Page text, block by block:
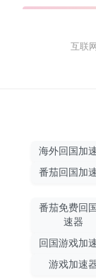
互联
海外回国加
番茄回国加
番茄免费回
速器
回国游戏加
游戏加速